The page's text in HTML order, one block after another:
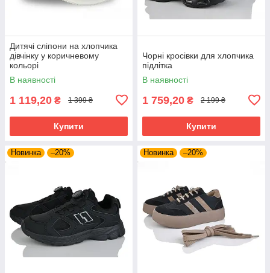
Дитячі сліпони на хлопчика
дівчінку у коричневому
кольорі
В наявності
1 119,20 ₴ 1 399 ₴
Купити
Чорні кросівки для хлопчика
підлітка
В наявності
1 759,20 ₴ 2 199 ₴
Купити
Новинка –20% Новинка –20%